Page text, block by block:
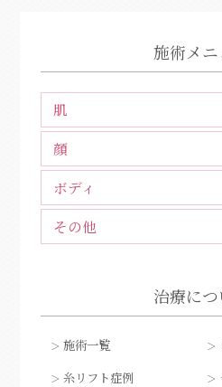
施術メニ
肌
しわ・たるみ・ひきしめ
肝斑
アンチエイジング
毛穴・黒ずみ・角質
くま・くすみ
美白・ハリ・ツヤ
ほくろ・いぼ取り
顔
目元・二重
小顔・リフトアップ
あご
ボディ
ダイエット・セルライト
その他
薄毛
治療に
施術一覧
糸リフト症例